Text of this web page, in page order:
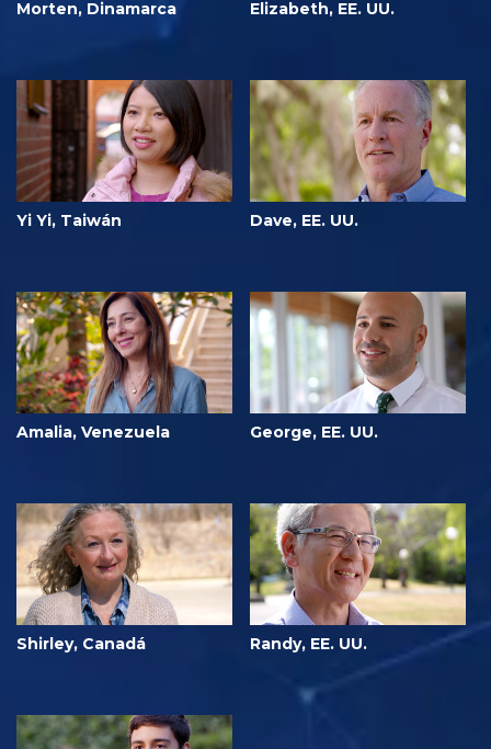
Morten, Dinamarca Elizabeth, EE. UU.
Yi Yi, Taiwán Dave, EE. UU.
Amalia, Venezuela George, EE. UU.
Shirley, Canadá Randy, EE. UU.